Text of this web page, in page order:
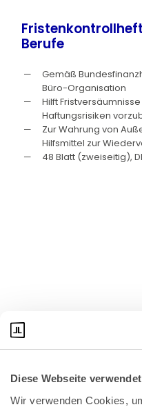
Diese Webseite
Wir verwenden Cookies,
Berufe
Gemäß
Büro-Organisation
Hilft
Haftungsrisiken
Zur Wahrung von
Hilfsmittel zur
48 Blatt (zweiseitig),